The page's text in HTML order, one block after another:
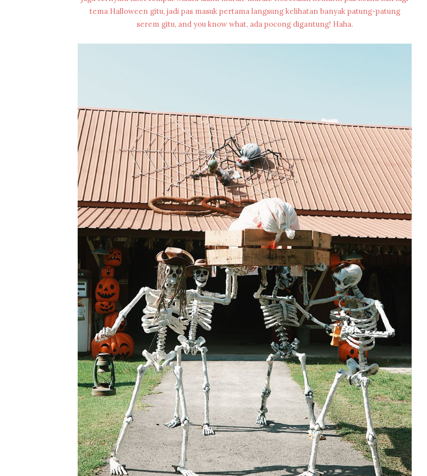
tema Halloween gitu, jadi pas masuk pertama langsung kelihatan banyak patung-patung
serem gitu, and you know what, ada pocong digantung! Haha.